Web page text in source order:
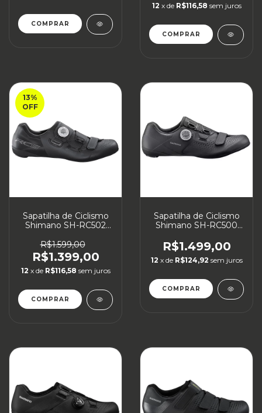
COMPRAR
12 x de R$116,58 sem juros
COMPRAR
13%
OFF
Sapatilha de Ciclismo
Shimano SH-RC502
R$1.599,00
R$1.399,00
12 x de R$116,58 sem juros
COMPRAR
Sapatilha de Ciclismo
Shimano SH-RC500
R$1.499,00
12 x de R$124,92 sem juros
COMPRAR